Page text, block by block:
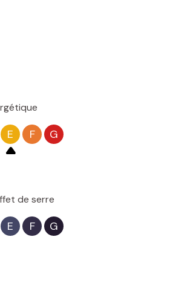
E F G
de serre
E F G